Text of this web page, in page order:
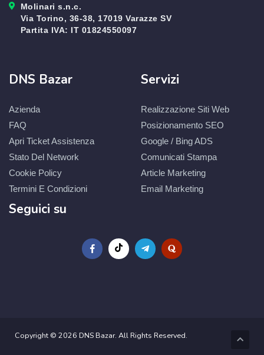
Molinari s.n.c.
Via Torino, 36-38, 17019 Varazze SV
Partita IVA: IT 01824550097
DNS Bazar
Azienda
FAQ
Apri Ticket Assistenza
Stato Del Network
Cookie Policy
Termini E Condizioni
Servizi
Realizzazione Siti Web
Posizionamento SEO
Google / Bing ADS
Comunicati Stampa
Article Marketing
Email Marketing
Seguici su
Copyright © 2026 DNS Bazar. All Rights Reserved.